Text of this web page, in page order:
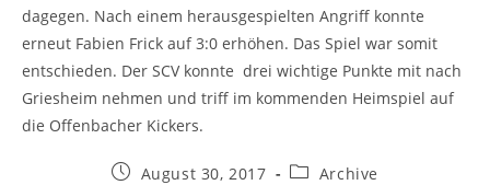
dagegen. Nach einem herausgespielten Angriff konnte
erneut Fabien Frick auf 3:0 erhöhen. Das Spiel war somit
entschieden. Der SCV konnte drei wichtige Punkte mit nach
Griesheim nehmen und triff im kommenden Heimspiel auf
die Offenbacher Kickers.
BeitragAugust 30, 2017
Beitrags-
Archive